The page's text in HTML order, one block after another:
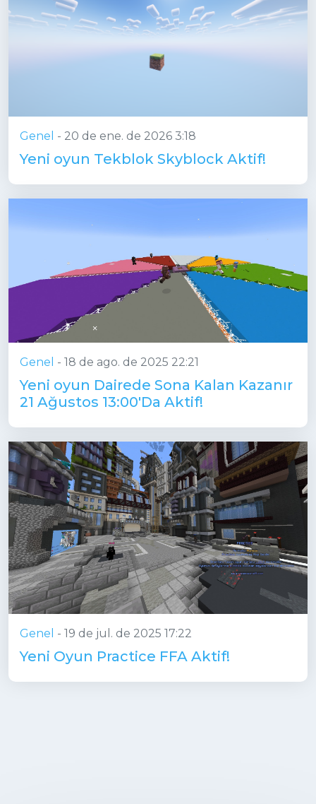
Genel - 20 de ene. de 2026 3:18
Yeni oyun Tekblok Skyblock Aktif!
Genel - 18 de ago. de 2025 22:21
Yeni oyun Dairede Sona Kalan Kazanır
21 Ağustos 13:00'Da Aktif!
Genel - 19 de jul. de 2025 17:22
Yeni Oyun Practice FFA Aktif!